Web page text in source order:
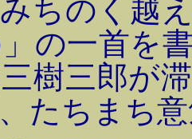
ちのく越
の一首を
樹三郎が
たちまち